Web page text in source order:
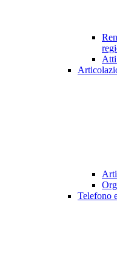
Telefono